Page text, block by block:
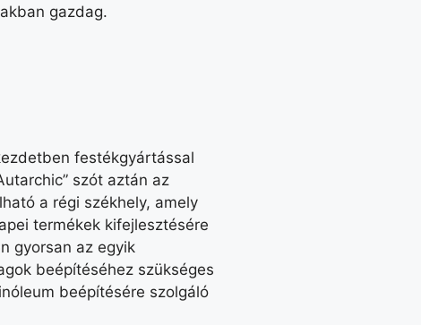
gazdag.
festékgyártással
szót aztán az
a régi székhely, amely
termékek kifejlesztésére
gyorsan az egyik
beépítéséhez szükséges
beépítésére szolgáló